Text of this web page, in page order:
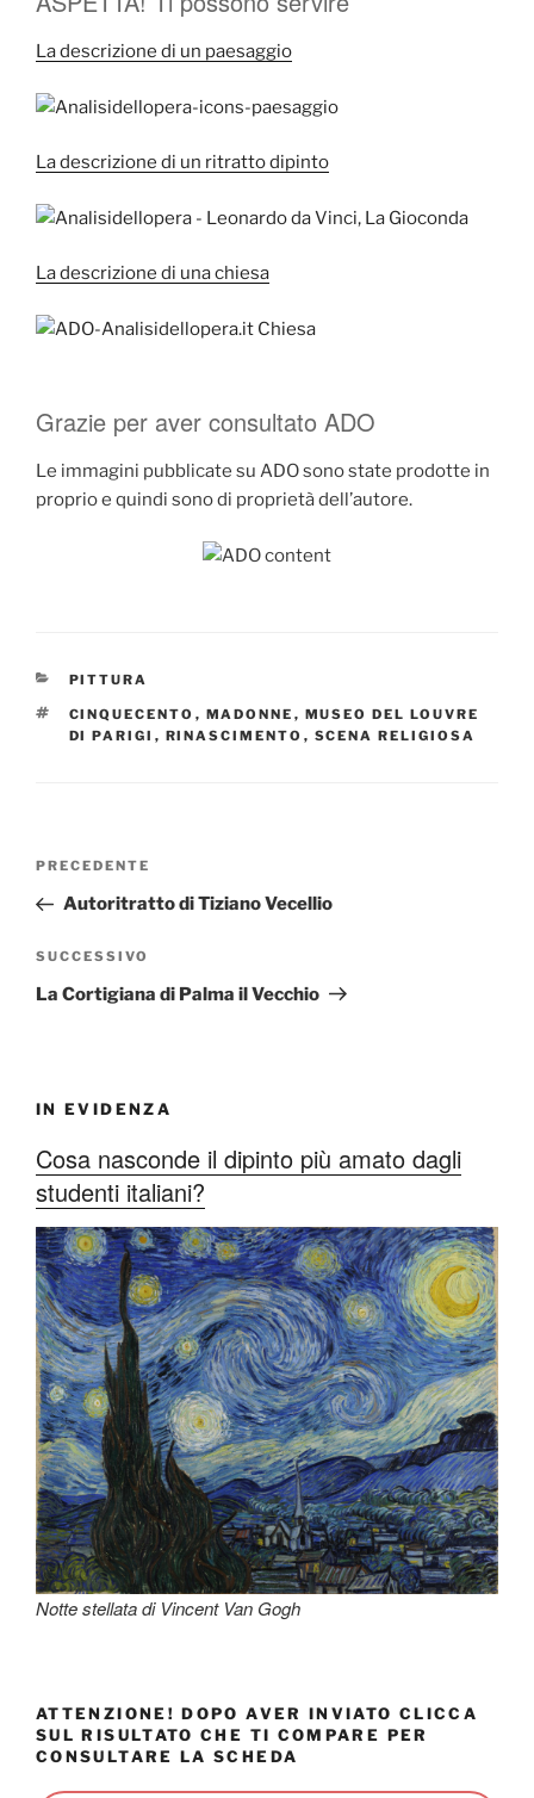
La descrizione di un paesaggio
La descrizione di un ritratto dipinto
La descrizione di una chiesa
Grazie per aver consultato ADO
Le immagini pubblicate su ADO sono state prodotte in
proprio e quindi sono di proprietà dell’autore.
CATEGORIE
PITTURA
TAG
CINQUECENTO , MADONNE , MUSEO DEL LOUVRE
DI PARIGI , RINASCIMENTO , SCENA RELIGIOSA
Navigazione
Articolo
precedente:
PRECEDENTE
Autoritratto di Tiziano Vecellio
Articolo
successivo
SUCCESSIVO
La Cortigiana di Palma il Vecchio
IN EVIDENZA
Cosa nasconde il dipinto più amato dagli
studenti italiani?
Notte stellata di Vincent Van Gogh
ATTENZIONE! DOPO AVER INVIATO CLICCA
SUL RISULTATO CHE TI COMPARE PER
CONSULTARE LA SCHEDA